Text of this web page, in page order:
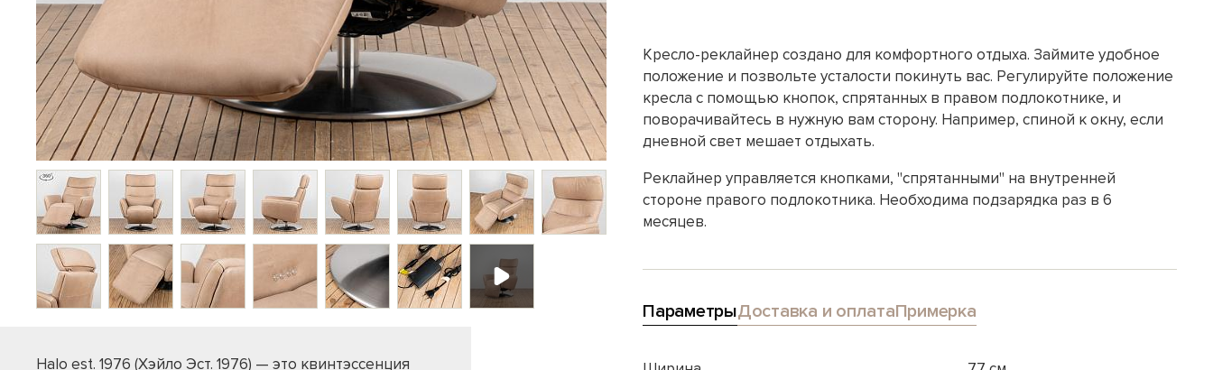
Halo est. 1976 (Хэйло Эст. 1976) — это квинтэссенция
Кресло-реклайнер создано для комфортного отдыха. Займите удобное
положение и позвольте усталости покинуть вас. Регулируйте положение
кресла с помощью кнопок, спрятанных в правом подлокотнике, и
поворачивайтесь в нужную вам сторону. Например, спиной к окну, если
дневной свет мешает отдыхать.
Реклайнер управляется кнопками, "спрятанными" на внутренней
стороне правого подлокотника. Необходима подзарядка раз в 6
месяцев.
ПараметрыДоставка и оплатаПримерка